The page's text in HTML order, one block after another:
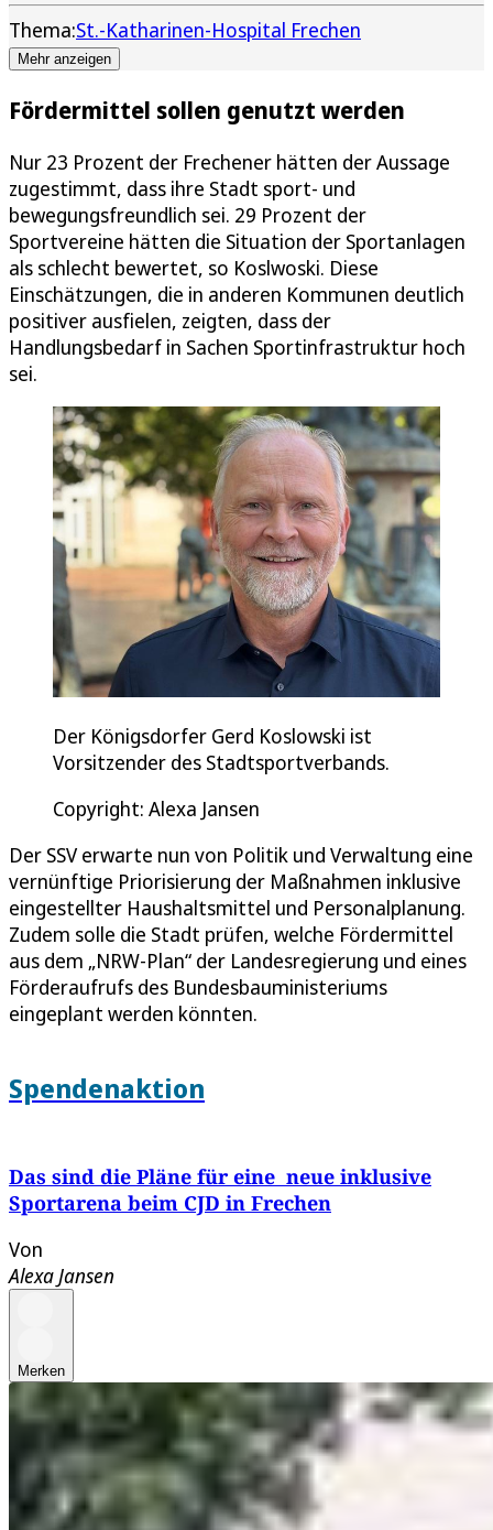
Thema:St.-Katharinen-Hospital Frechen
Mehr anzeigen
Fördermittel sollen genutzt werden
Nur 23 Prozent der Frechener hätten der Aussage
zugestimmt, dass ihre Stadt sport- und
bewegungsfreundlich sei. 29 Prozent der
Sportvereine hätten die Situation der Sportanlagen
als schlecht bewertet, so Koslwoski. Diese
Einschätzungen, die in anderen Kommunen deutlich
positiver ausfielen, zeigten, dass der
Handlungsbedarf in Sachen Sportinfrastruktur hoch
sei.
Der Königsdorfer Gerd Koslowski ist
Vorsitzender des Stadtsportverbands.
Copyright: Alexa Jansen
Der SSV erwarte nun von Politik und Verwaltung eine
vernünftige Priorisierung der Maßnahmen inklusive
eingestellter Haushaltsmittel und Personalplanung.
Zudem solle die Stadt prüfen, welche Fördermittel
aus dem „NRW-Plan“ der Landesregierung und eines
Förderaufrufs des Bundesbauministeriums
eingeplant werden könnten.
Spendenaktion
Das sind die Pläne für eine neue inklusive
Sportarena beim CJD in Frechen
Von
Alexa Jansen
Merken